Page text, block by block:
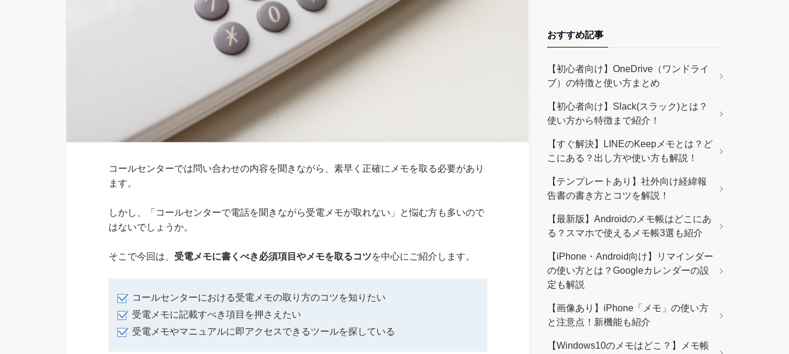
コールセンターでは問い合わせの内容を聞きながら、素早く正確にメモを取る必要があり
ます。
しかし、「コールセンターで電話を聞きながら受電メモが取れない」と悩む方も多いので
はないでしょうか。
そこで今回は、 受電メモに書くべき必須項目やメモを取るコツを中心にご紹介します。
コールセンターにおける受電メモの取り方のコツを知りたい
受電メモに記載すべき項目を押さえたい
受電メモやマニュアルに即アクセスできるツールを探している
おすすめ記事
【初心者向け】OneDrive（ワンドライ
ブ）の特徴と使い方まとめ
【初心者向け】Slack(スラック)とは？
使い方から特徴まで紹介！
【すぐ解決】LINEのKeepメモとは？ど
こにある？出し方や使い方も解説！
【テンプレートあり】社外向け経緯報
告書の書き方とコツを解説！
【最新版】Androidのメモ帳はどこにあ
る？スマホで使えるメモ帳3選も紹介
【iPhone・Android向け】リマインダー
の使い方とは？Googleカレンダーの設
定も解説
【画像あり】iPhone「メモ」の使い方
と注意点！新機能も紹介
【Windows10のメモはどこ？】メモ帳